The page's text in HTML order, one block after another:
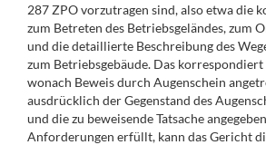
287 ZPO vorzutragen sind, also etwa die
zum Betreten des Betriebsgeländes, zum
und die detaillierte Beschreibung des
zum Betriebsgebäude. Das
wonach Beweis durch Augenschein
ausdrücklich der Gegenstand des
und die zu beweisende Tatsache
Anforderungen erfüllt, kann das Gericht